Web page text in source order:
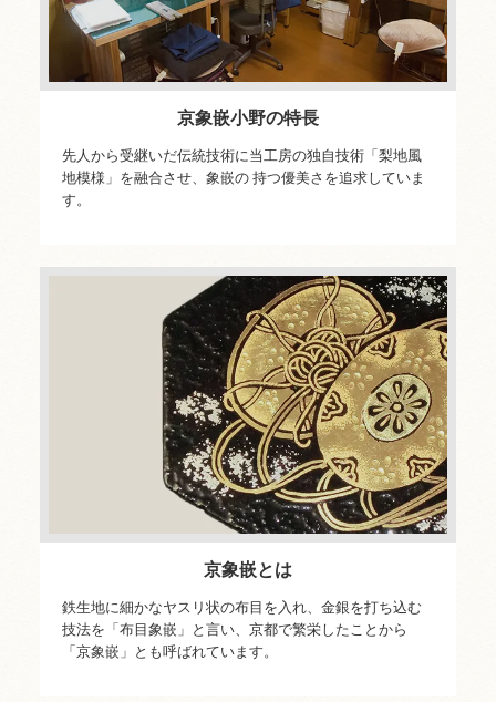
京象嵌小野の特長
先人から受継いだ伝統技術に当工房の独自技術「梨地風
地模様」を融合させ、象嵌の 持つ優美さを追求していま
す。
京象嵌とは
鉄生地に細かなヤスリ状の布目を入れ、金銀を打ち込む
技法を「布目象嵌」と言い、京都で繁栄したことから
「京象嵌」とも呼ばれています。